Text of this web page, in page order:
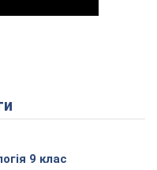
Video
9 клас